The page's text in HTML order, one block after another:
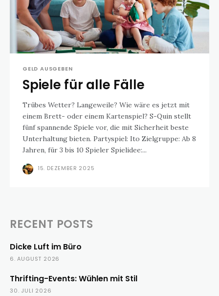
GELD AUSGEBEN
Spiele für alle Fälle
Trübes Wetter? Langeweile? Wie wäre es jetzt mit
einem Brett- oder einem Kartenspiel? S-Quin stellt
fünf spannende Spiele vor, die mit Sicherheit beste
Unterhaltung bieten. Partyspiel: Ito Zielgruppe: Ab 8
Jahren, für 3 bis 10 Spieler Spielidee:...
15. DEZEMBER 2025
RECENT POSTS
Dicke Luft im Büro
6. AUGUST 2026
Thrifting-Events: Wühlen mit Stil
30. JULI 2026